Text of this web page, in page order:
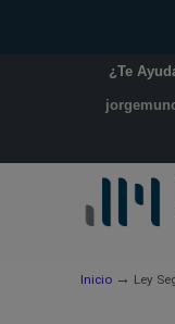
¿Te
Inicio → Ley